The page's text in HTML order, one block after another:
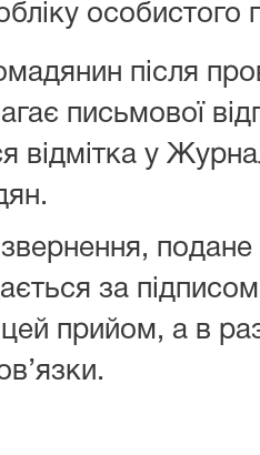
особистого
після
письмової
відмітка у
звернення,
за
прийом, а в